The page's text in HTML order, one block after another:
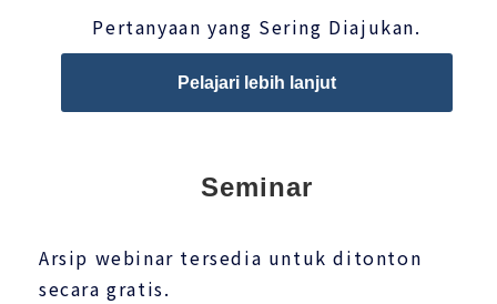
Pertanyaan yang Sering Diajukan.
Pelajari lebih lanjut
Seminar
Arsip webinar tersedia untuk ditonton
secara gratis.